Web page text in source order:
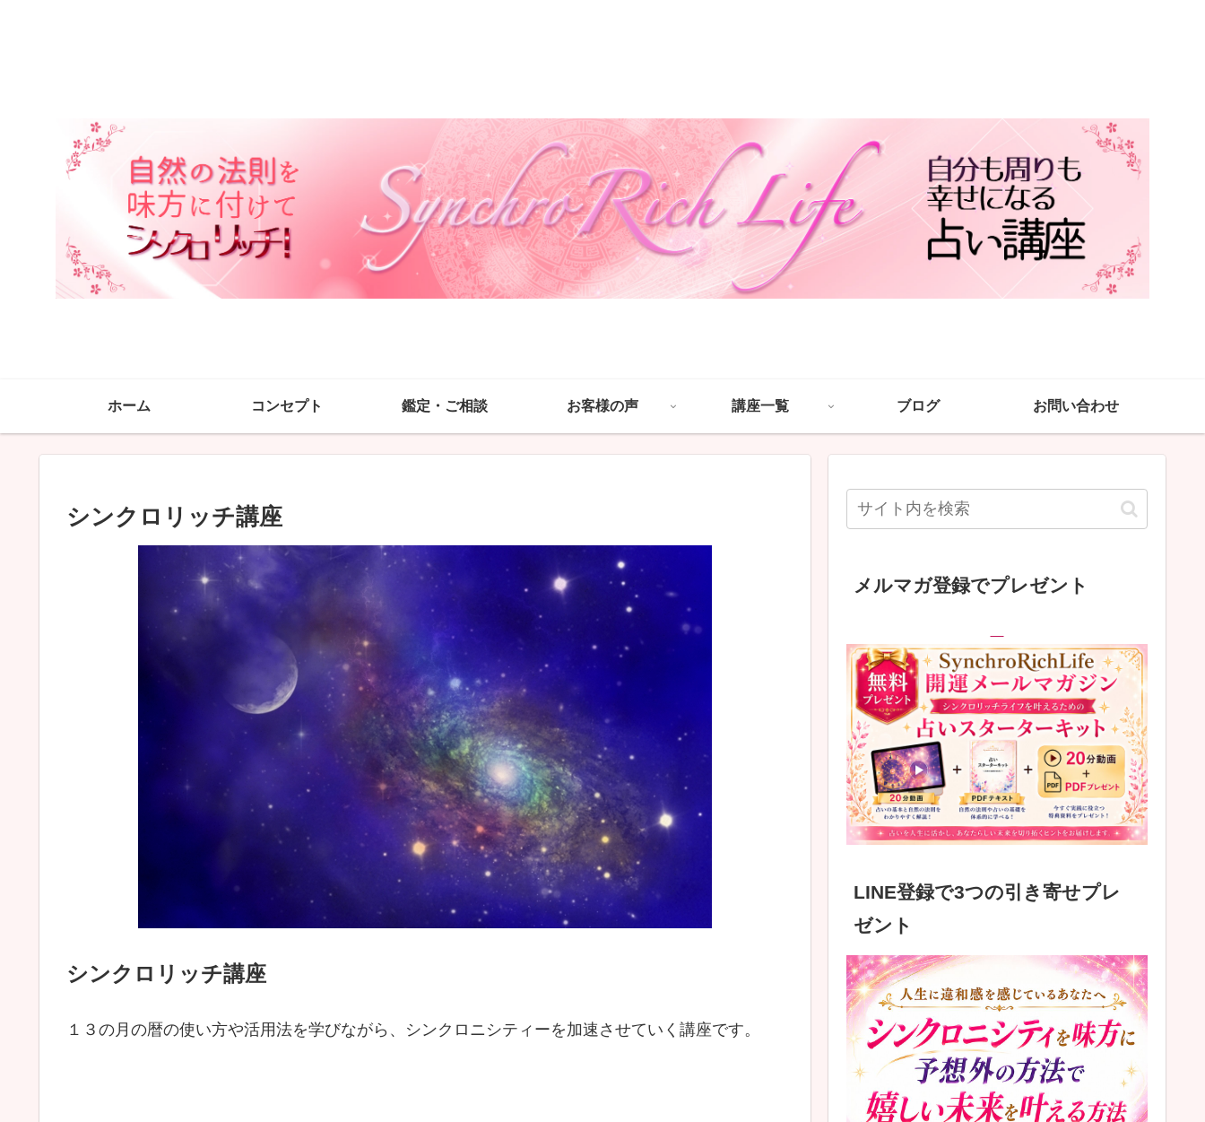
ホーム コンセプト 鑑定・ご相談 お客様の声 講座一覧 ブログ お問い合わせ
シンクロリッチ講座
シンクロリッチ講座
１３の月の暦の使い方や活用法を学びながら、シンクロニシティーを加速させていく講座です。
メルマガ登録でプレゼント
LINE登録で3つの引き寄せプレ
ゼント